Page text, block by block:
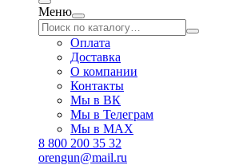
Меню
Оплата
Доставка
О компании
Контакты
Мы в ВК
Мы в Телеграм
Мы в МAX
8 800 200 35 32
orengun@mail.ru